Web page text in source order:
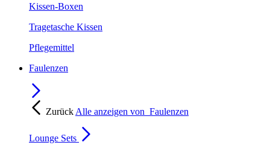
Kissen-Boxen
Tragetasche Kissen
Pflegemittel
Faulenzen
Zurück Alle anzeigen von Faulenzen
Lounge Sets